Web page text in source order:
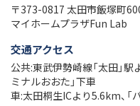
〒373-0817 太田市飯塚町
マイホームプラザFun Lab
交通アクセス
公共:東武伊勢崎線「太田」駅
ミナルおおた」下車
車:太田桐生ICより5.6km、「